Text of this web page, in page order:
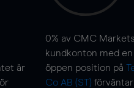
är
0% av CMC Markets
kundkonton med en
öppen position på
Co AB (ST)